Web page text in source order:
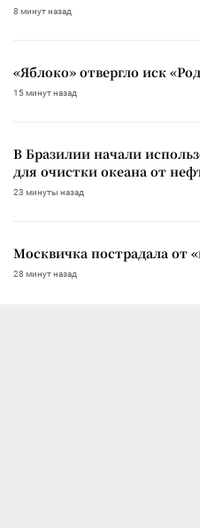
8 минут назад
«Яблоко» отвергло иск
15 минут назад
В Бразилии начали
для очистки океана от
23 минуты назад
Москвичка пострадала от
28 минут назад